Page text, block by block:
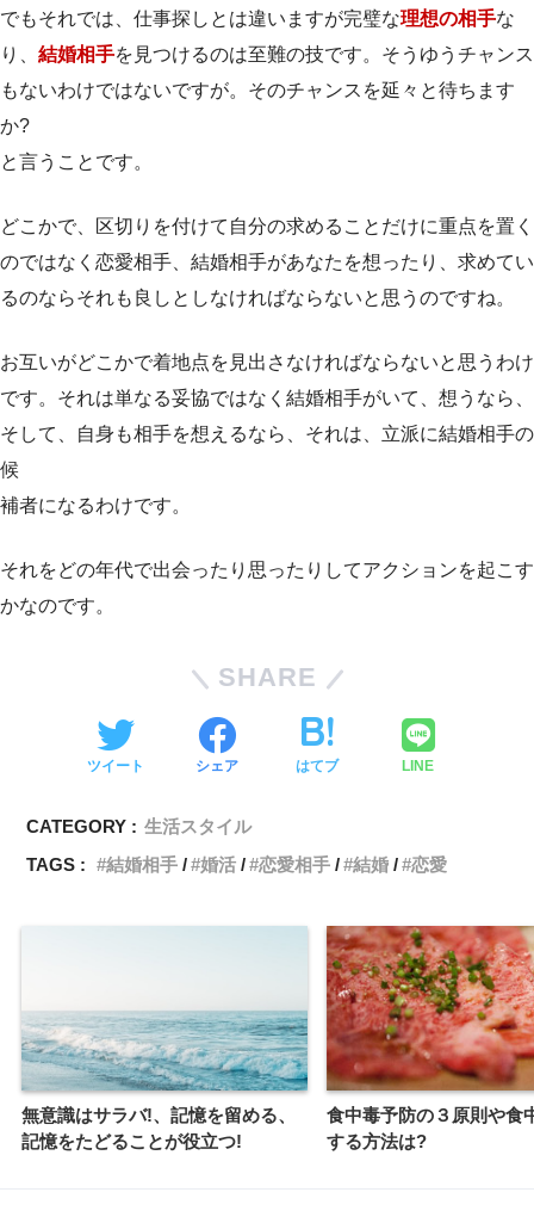
でもそれでは、仕事探しとは違いますが完璧な理想の相手な
り、 結婚相手を見つけるのは至難の技です。そうゆうチャンス
もないわけではないですが。そのチャンスを延々と待ちます
か?
と言うことです。
どこかで、区切りを付けて自分の求めることだけに重点を置く
のではなく恋愛相手、結婚相手があなたを想ったり、求めてい
るのならそれも良しとしなければならないと思うのですね。
お互いがどこかで着地点を見出さなければならないと思うわけ
です。それは単なる妥協ではなく結婚相手がいて、想うなら、
そして、自身も相手を想えるなら、それは、立派に結婚相手の
候
補者になるわけです。
それをどの年代で出会ったり思ったりしてアクションを起こす
かなのです。
SHARE
ツイート シェア はてブ LINE
CATEGORY : 生活スタイル
TAGS :
結婚相手 婚活 恋愛相手 結婚 恋愛
無意識はサラバ!、記憶を留める、
記憶をたどることが役立つ!
食中毒予防の３原則や食
する方法は?